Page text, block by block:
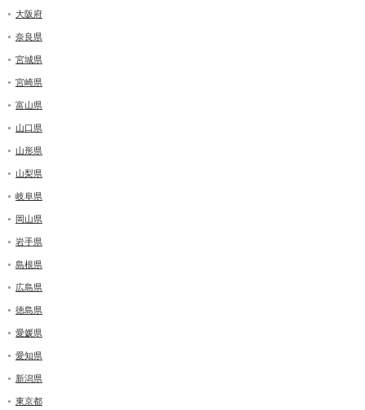
大阪府
奈良県
宮城県
宮崎県
富山県
山口県
山形県
山梨県
岐阜県
岡山県
岩手県
島根県
広島県
徳島県
愛媛県
愛知県
新潟県
東京都